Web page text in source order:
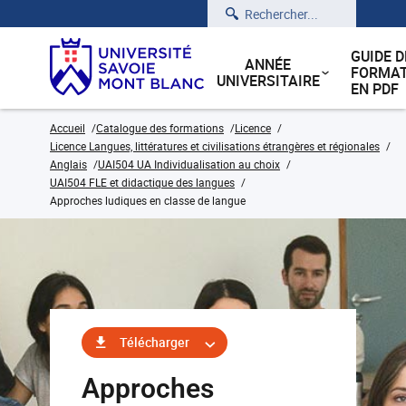
Rechercher
ANNÉE
UNIVERSITAIRE
GUIDE
EN PDF
Accueil Catalogue des formations
Licence
Licence Langues, littératures et civilisations étrangères et régionales
Anglais
UAI504 UA Individualisation au choix
UAI504 FLE et didactique des langues
Approches ludiques en classe de langue
Télécharger
Approches